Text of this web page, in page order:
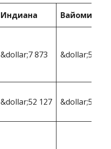
Индиана Вайоминг
&dollar;7 873 &dollar;5,968
&dollar;52 127